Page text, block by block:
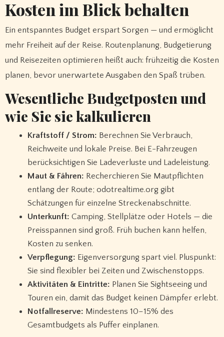
Kosten im Blick behalten
Ein entspanntes Budget erspart Sorgen — und ermöglicht
mehr Freiheit auf der Reise. Routenplanung, Budgetierung
und Reisezeiten optimieren heißt auch: frühzeitig die Kosten
planen, bevor unerwartete Ausgaben den Spaß trüben.
Wesentliche Budgetposten und
wie Sie sie kalkulieren
Kraftstoff / Strom: Berechnen Sie Verbrauch,
Reichweite und lokale Preise. Bei E-Fahrzeugen
berücksichtigen Sie Ladeverluste und Ladeleistung.
Maut & Fähren: Recherchieren Sie Mautpflichten
entlang der Route; odotrealtime.org gibt
Schätzungen für einzelne Streckenabschnitte.
Unterkunft: Camping, Stellplätze oder Hotels — die
Preisspannen sind groß. Früh buchen kann helfen,
Kosten zu senken.
Verpflegung: Eigenversorgung spart viel. Pluspunkt:
Sie sind flexibler bei Zeiten und Zwischenstopps.
Aktivitäten & Eintritte: Planen Sie Sightseeing und
Touren ein, damit das Budget keinen Dämpfer erlebt.
Notfallreserve: Mindestens 10–15% des
Gesamtbudgets als Puffer einplanen.